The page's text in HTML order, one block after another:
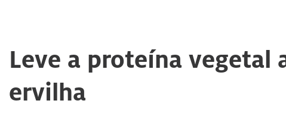
Leve a proteína vegetal
ervilha